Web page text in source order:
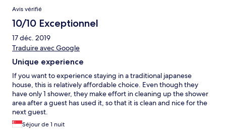
Avis vérifié
10/10 Exceptionnel
17 déc. 2019
Traduire avec Google
Unique experience
If you want to experience staying in a traditional japanese
house, this is relatively affordable choice. Even though they
have only 1 shower, they make effort in cleaning up the shower
area after a guest has used it, so that it is clean and nice for the
next guest.
Séjour de 1 nuit